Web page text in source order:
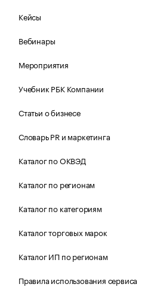
Кейсы
Вебинары
Мероприятия
Учебник РБК Компании
Статьи о бизнесе
Словарь PR и маркетинга
Каталог по ОКВЭД
Каталог по регионам
Каталог по категориям
Каталог торговых марок
Каталог ИП по регионам
Правила использования сервиса